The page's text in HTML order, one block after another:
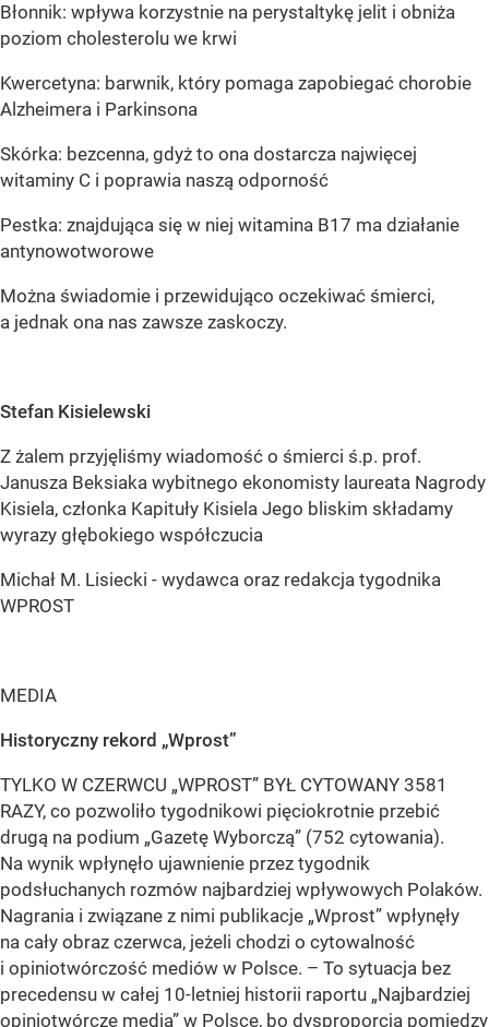
Błonnik: wpływa korzystnie na perystaltykę jelit i obniża
poziom cholesterolu we krwi
Kwercetyna: barwnik, który pomaga zapobiegać chorobie
Alzheimera i Parkinsona
Skórka: bezcenna, gdyż to ona dostarcza najwięcej
witaminy C i poprawia naszą odporność
Pestka: znajdująca się w niej witamina B17 ma działanie
antynowotworowe
Można świadomie i przewidująco oczekiwać śmierci,
a jednak ona nas zawsze zaskoczy.
Stefan Kisielewski
Z żalem przyjęliśmy wiadomość o śmierci ś.p. prof.
Janusza Beksiaka wybitnego ekonomisty laureata Nagrody
Kisiela, członka Kapituły Kisiela Jego bliskim składamy
wyrazy głębokiego współczucia
Michał M. Lisiecki - wydawca oraz redakcja tygodnika
WPROST
MEDIA
Historyczny rekord „Wprost”
TYLKO W CZERWCU „WPROST” BYŁ CYTOWANY 3581
RAZY, co pozwoliło tygodnikowi pięciokrotnie przebić
drugą na podium „Gazetę Wyborczą” (752 cytowania).
Na wynik wpłynęło ujawnienie przez tygodnik
podsłuchanych rozmów najbardziej wpływowych Polaków.
Nagrania i związane z nimi publikacje „Wprost” wpłynęły
na cały obraz czerwca, jeżeli chodzi o cytowalność
i opiniotwórczość mediów w Polsce. – To sytuacja bez
precedensu w całej 10-letniej historii raportu „Najbardziej
opiniotwórcze media” w Polsce, bo dysproporcja pomiędzy